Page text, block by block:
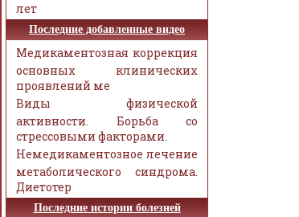
лет
Последние добавленные видео
Медикаментозная коррекция
основных клинических
проявлений ме
Виды физической
активности. Борьба со
стрессовыми факторами.
Немедикаментозное лечение
метаболического синдрома.
Диетотер
Последние истории болезней